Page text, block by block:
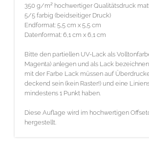
350 g/m² hochwertiger Qualitätsdruck
5/5 farbig (beidseitiger Druck)
Endformat: 5,5 cm x 5,5 cm
Datenformat: 6,1 cm x 6,1 cm
Bitte den partiellen UV-Lack als
Magenta) anlegen und als Lack
mit der Farbe Lack müssen auf
deckend sein (kein Raster!) und eine
mindestens 1 Punkt haben.
Diese Auflage wird im hochwertigen
hergestellt.